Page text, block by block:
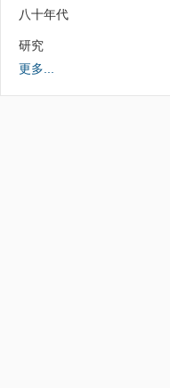
八十年代
研究
更多...